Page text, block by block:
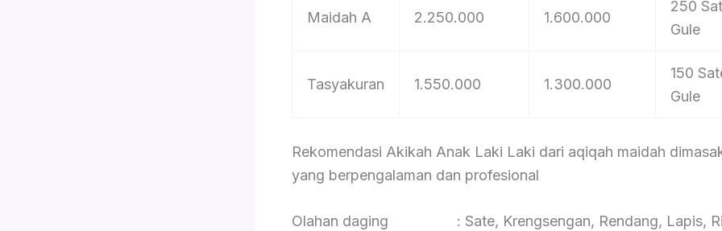
Maidah A 2.250.000 1.600.000
250
Gule
Tasyakuran 1.550.000 1.300.000
150
Gule
Rekomendasi Akikah Anak Laki Laki dari aqiqah maidah
yang berpengalaman dan profesional
Olahan daging : Sate, Krengsengan, Rendang, Lapis,